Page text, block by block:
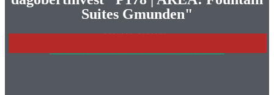
Suites Gmunden"